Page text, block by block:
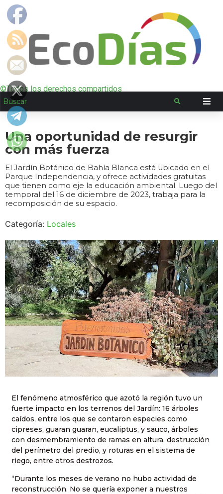
©Todos los derechos compartidos
Una oportunidad de resurgir
con más fuerza
El Jardín Botánico de Bahía Blanca está ubicado en el
Parque Independencia, y ofrece actividades gratuitas
que tienen como eje la educación ambiental. Luego del
temporal del 16 de diciembre de 2023, trabaja para la
recomposición de su espacio.
Categoría: Locales
El fenómeno atmosférico que azotó la región tuvo un
fuerte impacto en los terrenos del Jardín: 16 árboles
caídos, entre los que se contaron especies como
cipreses, guaran guaran, eucaliptus, y sauco, árboles
con desmembramiento de ramas en altura, destrucción
del perímetro del predio, y roturas en el sistema de
riego, entre otros destrozos.
“Durante los meses de verano no hubo actividad de
reconstrucción. No se quería exponer a nuestros